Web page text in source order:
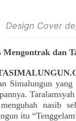
Design Cover
Mengontrak dan
Simalungun
nasib
itu